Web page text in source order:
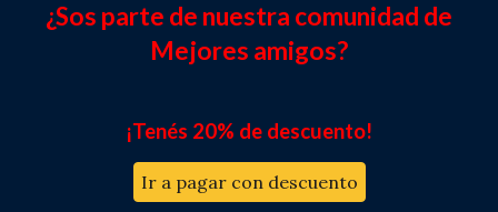
¿Sos parte de nuestra comunidad de
Mejores amigos?
¡Tenés 20% de descuento!
Ir a pagar con descuento